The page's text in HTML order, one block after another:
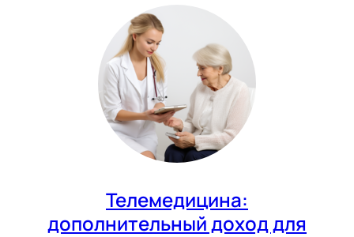
Телемедицина:
дополнительный доход для